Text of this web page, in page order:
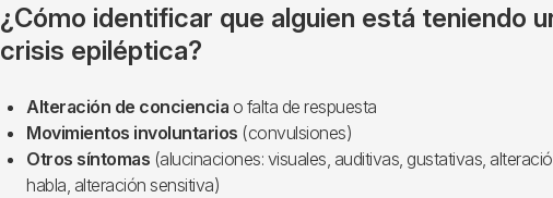
¿Cómo identificar que alguien está teniendo
crisis epiléptica?
Alteración de conciencia o falta de respuesta
Movimientos involuntarios (convulsiones)
Otros síntomas (alucinaciones: visuales, auditivas, gustativas,
habla, alteración sensitiva)